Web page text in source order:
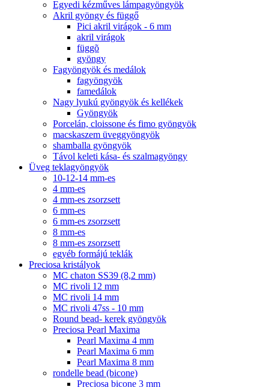
Egyedi kézműves lámpagyöngyök
Akril gyöngy és függő
Pici akril virágok - 6 mm
akril virágok
függõ
gyöngy
Fagyöngyök és medálok
fagyöngyök
famedálok
Nagy lyukú gyöngyök és kellékek
Gyöngyök
Porcelán, cloissone és fimo gyöngyök
macskaszem üveggyöngyök
shamballa gyöngyök
Távol keleti kása- és szalmagyöngy
Üveg teklagyöngyök
10-12-14 mm-es
4 mm-es
4 mm-es zsorzsett
6 mm-es
6 mm-es zsorzsett
8 mm-es
8 mm-es zsorzsett
egyéb formájú teklák
Preciosa kristályok
MC chaton SS39 (8,2 mm)
MC rivoli 12 mm
MC rivoli 14 mm
MC rivoli 47ss - 10 mm
Round bead- kerek gyöngyök
Preciosa Pearl Maxima
Pearl Maxima 4 mm
Pearl Maxima 6 mm
Pearl Maxima 8 mm
rondelle bead (bicone)
Preciosa bicone 3 mm